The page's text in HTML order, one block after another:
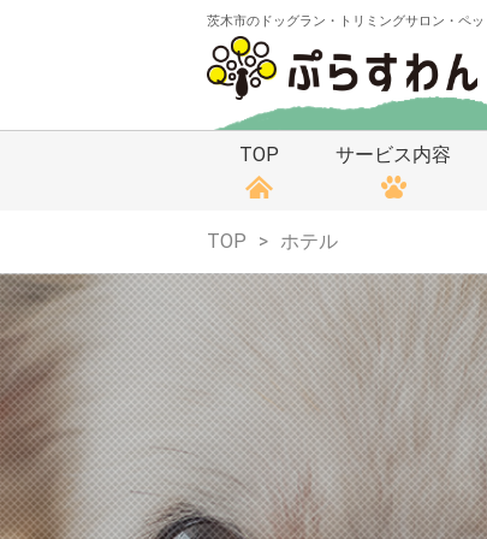
茨木市のドッグラン・トリミングサロン・ペ
TOP サービス内容
TOP ホテル